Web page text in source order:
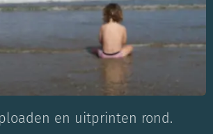
en uitprinten rond.